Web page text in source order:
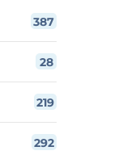
387
28
219
292